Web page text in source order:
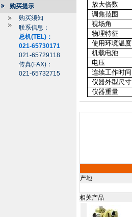
购买提示
购买须知
联系信息：
总机(TEL)：
021-65730171
021-65729118
传真(FAX)：
021-65732715
放大倍数
调焦范围
视场角
物理特征
使用环境温度
机载电池
电压
连续工作时间
仪器外型尺寸
仪器重量
产地
相关产品